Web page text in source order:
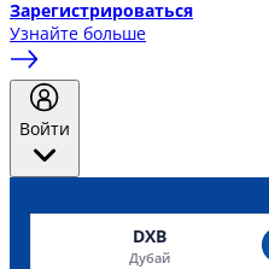
Зарегистрироваться
Узнайте больше
Войти
DXB
Дубай